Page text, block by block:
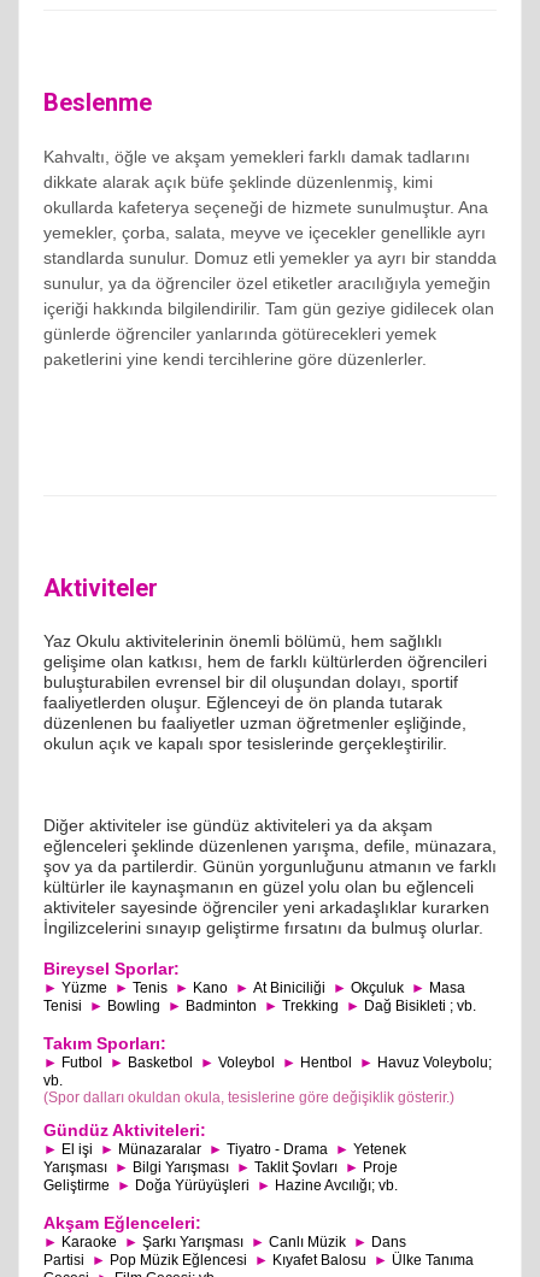
Beslenme
Kahvaltı, öğle ve akşam yemekleri farklı damak tadlarını
dikkate alarak açık büfe şeklinde düzenlenmiş, kimi
okullarda kafeterya seçeneği de hizmete sunulmuştur. Ana
yemekler, çorba, salata, meyve ve içecekler genellikle ayrı
standlarda sunulur. Domuz etli yemekler ya ayrı bir standda
sunulur, ya da öğrenciler özel etiketler aracılığıyla yemeğin
içeriği hakkında bilgilendirilir. Tam gün geziye gidilecek olan
günlerde öğrenciler yanlarında götürecekleri yemek
paketlerini yine kendi tercihlerine göre düzenlerler.
Aktiviteler
Yaz Okulu aktivitelerinin önemli bölümü, hem sağlıklı
gelişime olan katkısı, hem de farklı kültürlerden öğrencileri
buluşturabilen evrensel bir dil oluşundan dolayı, sportif
faaliyetlerden oluşur. Eğlenceyi de ön planda tutarak
düzenlenen bu faaliyetler uzman öğretmenler eşliğinde,
okulun açık ve kapalı spor tesislerinde gerçekleştirilir.
Diğer aktiviteler ise gündüz aktiviteleri ya da akşam
eğlenceleri şeklinde düzenlenen yarışma, defile, münazara,
şov ya da partilerdir. Günün yorgunluğunu atmanın ve farklı
kültürler ile kaynaşmanın en güzel yolu olan bu eğlenceli
aktiviteler sayesinde öğrenciler yeni arkadaşlıklar kurarken
İngilizcelerini sınayıp geliştirme fırsatını da bulmuş olurlar.
Bireysel Sporlar:
► Yüzme ► Tenis ► Kano ► At Biniciliği ► Okçuluk ► Masa
Tenisi
► Bowling ► Badminton ► Trekking ► Dağ Bisikleti ; vb.
Takım Sporları:
► Futbol ► Basketbol ► Voleybol ► Hentbol ► Havuz Voleybolu;
vb.
(Spor dalları okuldan okula, tesislerine göre değişiklik gösterir.)
Gündüz Aktiviteleri:
► El işi ► Münazaralar ► Tiyatro - Drama ► Yetenek
Yarışması ► Bilgi Yarışması ► Taklit Şovları ► Proje
Geliştirme
► Doğa Yürüyüşleri ► Hazine Avcılığı; vb.
Akşam Eğlenceleri:
► Karaoke ► Şarkı Yarışması ► Canlı Müzik ► Dans
Partisi
► Pop Müzik Eğlencesi ► Kıyafet Balosu ► Ülke Tanıma